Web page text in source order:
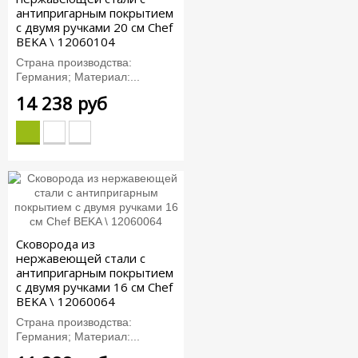
антипригарным покрытием
с двумя ручками 20 см Chef
BEKA \ 12060104
Страна производства:
Германия; Материал:...
14 238 руб
Сковорода из
нержавеющей стали с
антипригарным покрытием
с двумя ручками 16 см Chef
BEKA \ 12060064
Страна производства:
Германия; Материал:...